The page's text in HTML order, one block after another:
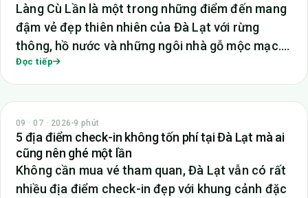
Làng Cù Lần là một trong những điểm đến mang
đậm vẻ đẹp thiên nhiên của Đà Lạt với rừng
thông, hồ nước và những ngôi nhà gỗ mộc mạc.…
Đọc tiếp
TIN TỨC
09 · 07 · 2026 9 phút
5 địa điểm check-in không tốn phí tại Đà Lạt mà ai
cũng nên ghé một lần
Không cần mua vé tham quan, Đà Lạt vẫn có rất
nhiều địa điểm check-in đẹp với khung cảnh đặc